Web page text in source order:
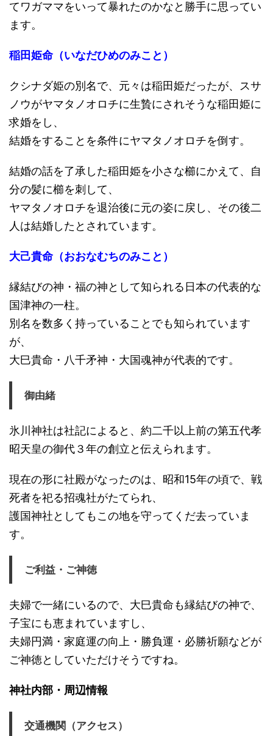
てワガママをいって暴れたのかなと勝手に思ってい
ます。
稲田姫命（いなだひめのみこと）
クシナダ姫の別名で、元々は稲田姫だったが、スサ
ノウがヤマタノオロチに生贄にされそうな稲田姫に
求婚をし、
結婚をすることを条件にヤマタノオロチを倒す。
結婚の話を了承した稲田姫を小さな櫛にかえて、自
分の髪に櫛を刺して、
ヤマタノオロチを退治後に元の姿に戻し、その後二
人は結婚したとされています。
大己貴命（おおなむちのみこと）
縁結びの神・福の神として知られる日本の代表的な
国津神の一柱。
別名を数多く持っていることでも知られています
が、
大巳貴命・八千矛神・大国魂神が代表的です。
御由緒
氷川神社は社記によると、約二千以上前の第五代孝
昭天皇の御代３年の創立と伝えられます。
現在の形に社殿がなったのは、昭和15年の頃で、戦
死者を祀る招魂社がたてられ、
護国神社としてもこの地を守ってくだ去っていま
す。
ご利益・ご神徳
夫婦で一緒にいるので、大巳貴命も縁結びの神で、
子宝にも恵まれていますし、
夫婦円満・家庭運の向上・勝負運・必勝祈願などが
ご神徳としていただけそうですね。
神社内部・周辺情報
交通機関（アクセス）